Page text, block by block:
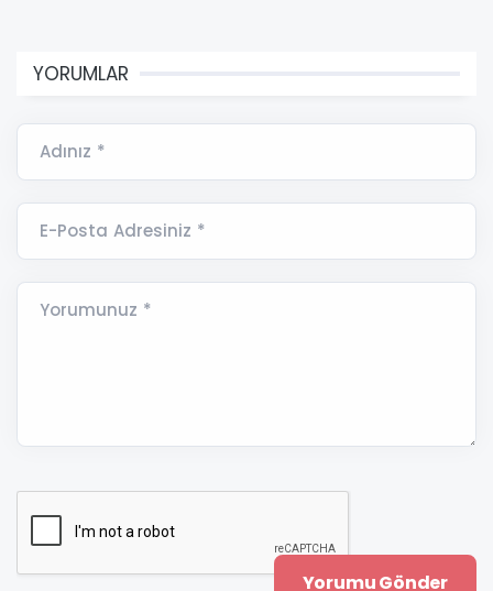
YORUMLAR
Adınız *
E-Posta Adresiniz *
Yorumunuz *